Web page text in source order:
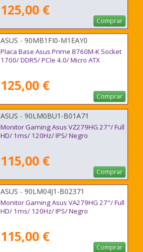
125,00 €
Comprar
ASUS - 90MB1FI0-M1EAY0
Placa Base Asus Prime B760M-K Socket
1700/ DDR5/ PCIe 4.0/ Micro ATX
125,00 €
Comprar
ASUS - 90LM0BU1-B01A71
Monitor Gaming Asus VZ279HG 27"/ Full
HD/ 1ms/ 120Hz/ IPS/ Negro
115,00 €
Comprar
ASUS - 90LM04J1-B02371
Monitor Gaming Asus VA279HG 27"/ Full
HD/ 1ms/ 120Hz/ IPS/ Negro
115,00 €
Comprar